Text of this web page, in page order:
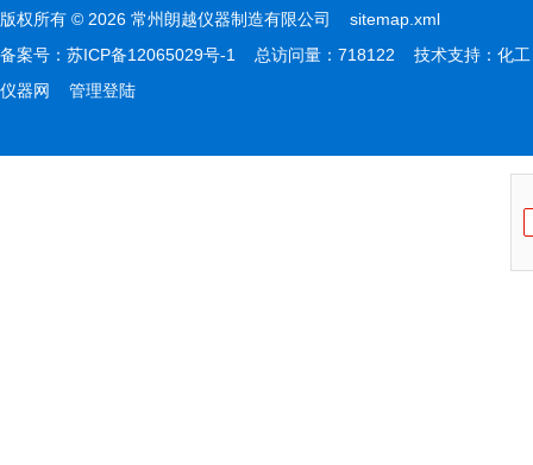
版权所有 © 2026 常州朗越仪器制造有限公司 sitemap.xml
备案号： 苏ICP备12065029号-1 总访问量：718122 技术支持： 化工
仪器网
管理登陆